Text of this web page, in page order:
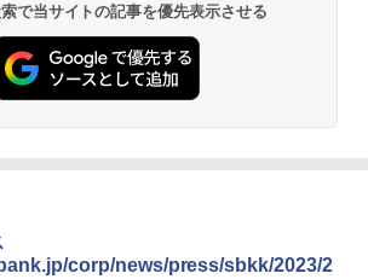
で当サイトの記事を優先表示させる
corp/news/press/sbkk/2023/2